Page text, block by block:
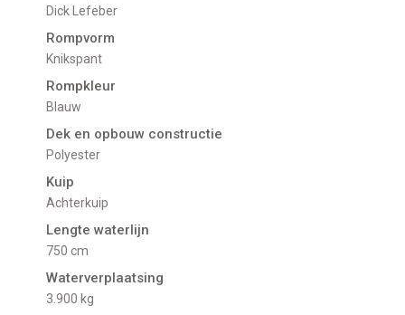
Dick Lefeber
Rompvorm
Knikspant
Rompkleur
Blauw
Dek en opbouw constructie
Polyester
Kuip
Achterkuip
Lengte waterlijn
750 cm
Waterverplaatsing
3.900 kg